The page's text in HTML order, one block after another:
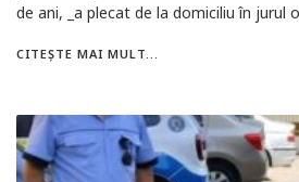
de ani, _a plecat de la domiciliu în jurul
CITEȘTE MAI MULT...